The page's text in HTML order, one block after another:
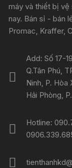
máy và thiết bị vệ
nay. Bán sỉ - bán
Promac, Kraffer,
Add: Số 17-
Q.Tân Phú,
Ninh, P. Hòa
Hải Phòng,
Hotline: